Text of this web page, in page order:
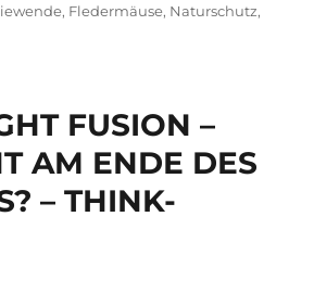
am
, Fledermäuse, Naturschutz,
FUSION –
AM ENDE DES
– THINK-